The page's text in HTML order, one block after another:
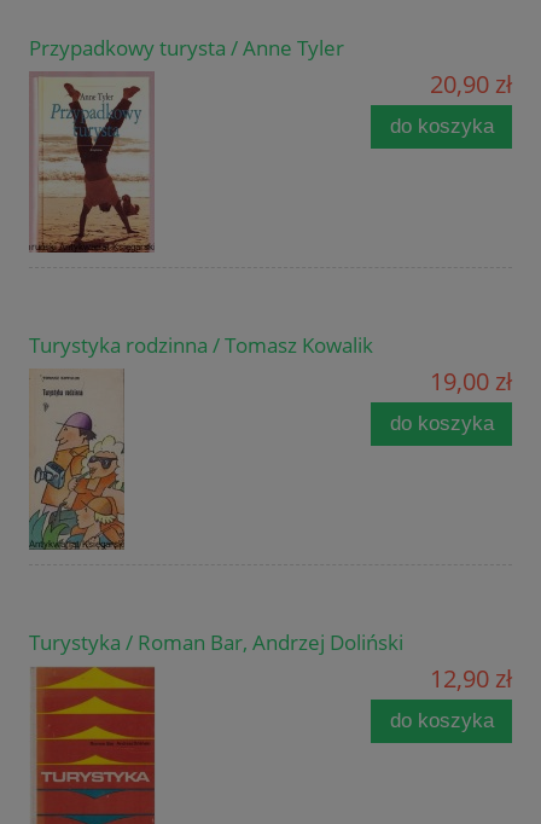
Przypadkowy turysta / Anne Tyler
20,90 zł
do koszyka
Turystyka rodzinna / Tomasz Kowalik
19,00 zł
do koszyka
Turystyka / Roman Bar, Andrzej Doliński
12,90 zł
do koszyka